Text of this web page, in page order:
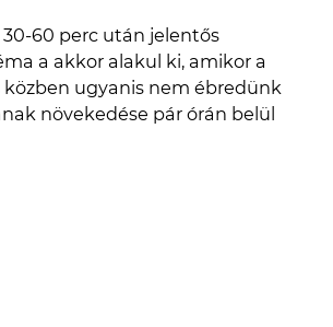
60 perc után jelentős
a akkor alakul ki, amikor a
közben ugyanis nem ébredünk
növekedése pár órán belül